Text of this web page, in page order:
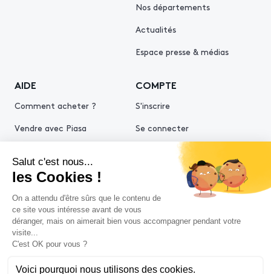
Nos départements
Actualités
Espace presse & médias
AIDE
Comment acheter ?
Vendre avec Piasa
COMPTE
S'inscrire
Se connecter
Politiques de confidentialitéPolitique cookies